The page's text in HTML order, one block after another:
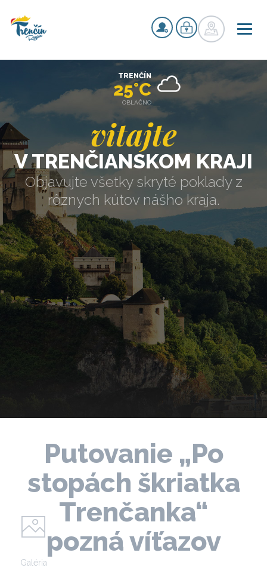
vitajte
V TRENČIANSKOM KRAJI
Objavujte všetky skryté poklady z
rôznych kútov nášho kraja.
TRENČÍN
25°C
OBLAČNO
Putovanie „Po
stopách škriatka
Trenčanka“
pozná víťazov
Galéria